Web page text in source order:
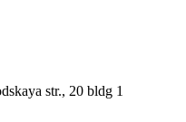
str., 20 bldg 1